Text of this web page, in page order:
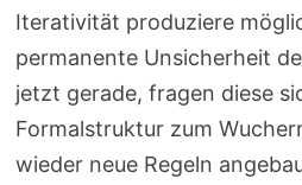
Iterativität produziere
permanente Unsicherheit
jetzt gerade, fragen diese
Formalstruktur zum
wieder neue Regeln